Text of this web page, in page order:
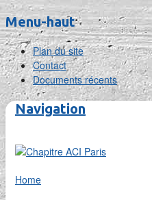
Menu-haut
Plan du site
Contact
Documents récents
Navigation
Home